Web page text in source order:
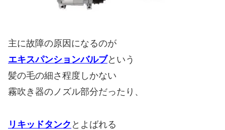
主に故障の原因になるのが
エキスパンションバルブという
髪の毛の細さ程度しかない
霧吹き器のノズル部分だったり、
リキッドタンク とよばれる